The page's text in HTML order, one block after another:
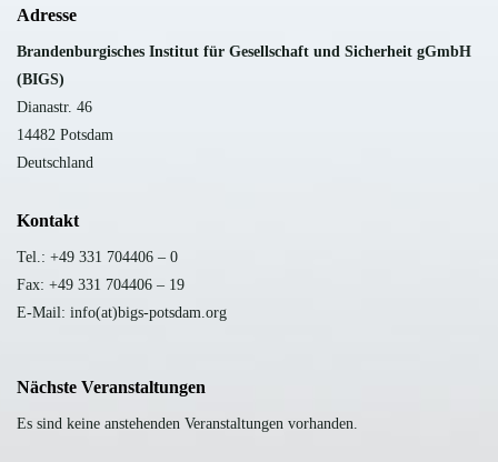
Adresse
Brandenburgisches Institut für Gesellschaft und Sicherheit gGmbH
(BIGS)
Dianastr. 46
14482 Potsdam
Deutschland
Kontakt
Tel.: +49 331 704406 – 0
Fax: +49 331 704406 – 19
E-Mail: info(at)bigs-potsdam.org
Nächste Veranstaltungen
Es sind keine anstehenden Veranstaltungen vorhanden.